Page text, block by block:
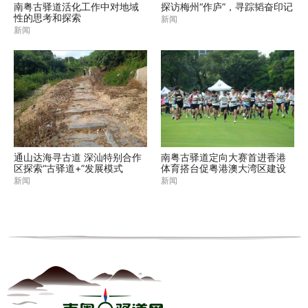
南粤古驿道活化工作中对地域
性的思考和探索
新闻
探访梅州“作庐”，寻踪韬奋印记
新闻
通山达海寻古道 深汕特别合作
区探索“古驿道+”发展模式
新闻
南粤古驿道定向大赛首进香港
体育搭台促粤港澳大湾区建设
新闻